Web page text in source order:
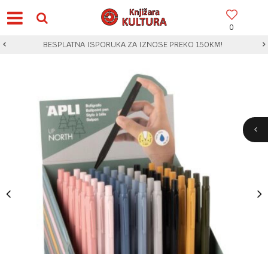
0
BESPLATNA ISPORUKA ZA IZNOSE PREKO 150KM!